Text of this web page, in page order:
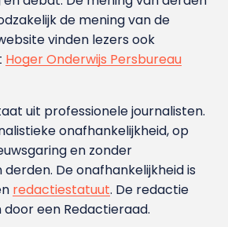
de mening van de
vinden lezers ook
Hoger Onderwijs Persbureau
uit professionele journalisten.
onafhankelijkheid, op
en zonder
De onafhankelijkheid is
redactiestatuut. De redactie
een Redactieraad.